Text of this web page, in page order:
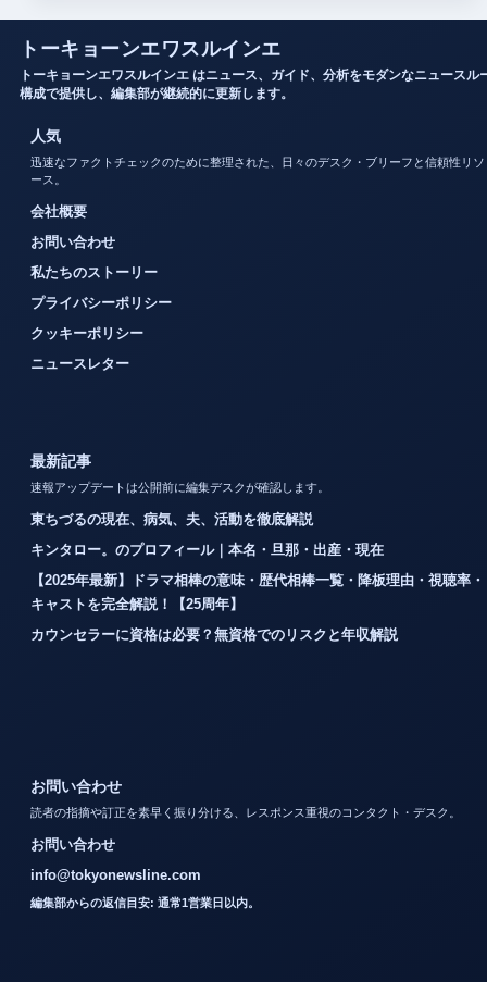
トーキョーンエワスルインエ
トーキョーンエワスルインエ はニュース、ガイド、分析をモダンなニュースル
構成で提供し、編集部が継続的に更新します。
人気
迅速なファクトチェックのために整理された、日々のデスク・ブリーフと信頼性リソ
ース。
会社概要
お問い合わせ
私たちのストーリー
プライバシーポリシー
クッキーポリシー
ニュースレター
最新記事
速報アップデートは公開前に編集デスクが確認します。
東ちづるの現在、病気、夫、活動を徹底解説
キンタロー。のプロフィール｜本名・旦那・出産・現在
【2025年最新】ドラマ相棒の意味・歴代相棒一覧・降板理由・視聴率・
キャストを完全解説！【25周年】
カウンセラーに資格は必要？無資格でのリスクと年収解説
お問い合わせ
読者の指摘や訂正を素早く振り分ける、レスポンス重視のコンタクト・デスク。
お問い合わせ
info@tokyonewsline.com
編集部からの返信目安: 通常1営業日以内。